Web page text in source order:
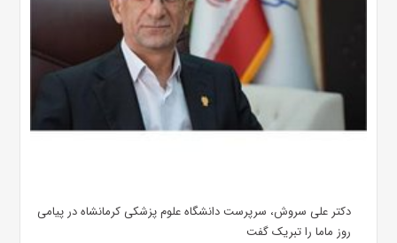
دکتر علی سروش، سرپرست دانشگاه علوم پزشکی کرمانشاه در پیامی
روز ماما را تبریک گفت